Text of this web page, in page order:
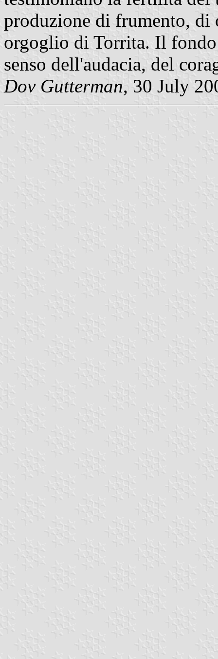
produzione di frumento, di
orgoglio di Torrita. Il
senso dell'audacia, del
Dov Gutterman, 30 July